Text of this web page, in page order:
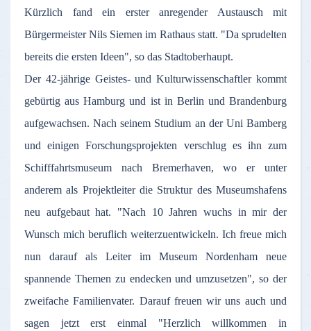
Kürzlich fand ein erster anregender Austausch mit
Bürgermeister Nils Siemen im Rathaus statt. "Da sprudelten
bereits die ersten Ideen", so das Stadtoberhaupt.
Der 42-jährige Geistes- und Kulturwissenschaftler kommt
gebürtig aus Hamburg und ist in Berlin und Brandenburg
aufgewachsen. Nach seinem Studium an der Uni Bamberg
und einigen Forschungsprojekten verschlug es ihn zum
Schifffahrtsmuseum nach Bremerhaven, wo er unter
anderem als Projektleiter die Struktur des Museumshafens
neu aufgebaut hat. "Nach 10 Jahren wuchs in mir der
Wunsch mich beruflich weiterzuentwickeln. Ich freue mich
nun darauf als Leiter im Museum Nordenham neue
spannende Themen zu endecken und umzusetzen", so der
zweifache Familienvater. Darauf freuen wir uns auch und
sagen jetzt erst einmal "Herzlich willkommen in